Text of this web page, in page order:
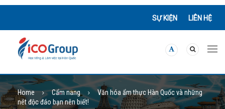
SỰ KIỆN LIÊN HỆ
Home Cẩm nang
Văn hóa ẩm thực Hàn Quốc và những
nét độc đáo bạn nên biết!